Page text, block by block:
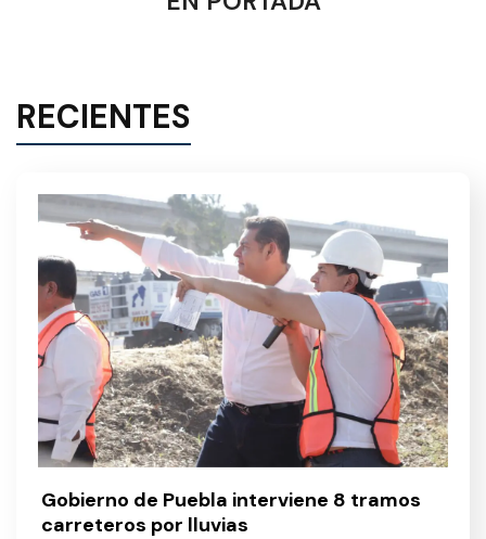
RECIENTES
Gobierno de Puebla interviene 8 tramos
carreteros por lluvias